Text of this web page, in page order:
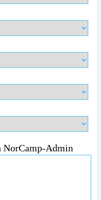
NorCamp-Admin